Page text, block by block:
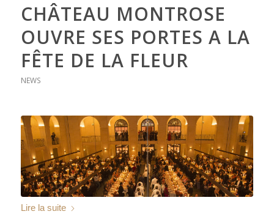
CHÂTEAU MONTROSE
OUVRE SES PORTES A LA
FÊTE DE LA FLEUR
NEWS
Lire la suite